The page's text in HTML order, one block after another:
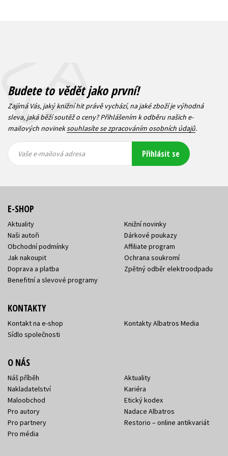
Budete to vědět jako první!
Zajímá Vás, jaký knižní hit právě vychází, na jaké zboží je výhodná
sleva, jaká běží soutěž o ceny? Přihlášením k odběru našich e-
mailových novineksouhlasíte se zpracováním osobních údajů.
mailová
mailová
Vaše e-mailová adresa Přihlásit se
E-SHOP
Aktuality
Naši autoři
Obchodní podmínky
Jak nakoupit
Doprava a platba
Benefitní a slevové programy
Knižní novinky
Dárkové poukazy
Affiliate program
Ochrana soukromí
Zpětný odběr elektroodpadu
KONTAKTY
Kontakt na e-shop
Sídlo společnosti
Kontakty Albatros Media
O NÁS
Náš příběh
Nakladatelství
Maloobchod
Pro autory
Pro partnery
Pro média
Aktuality
Kariéra
Etický kodex
Nadace Albatros
Restorio – online antikvariát